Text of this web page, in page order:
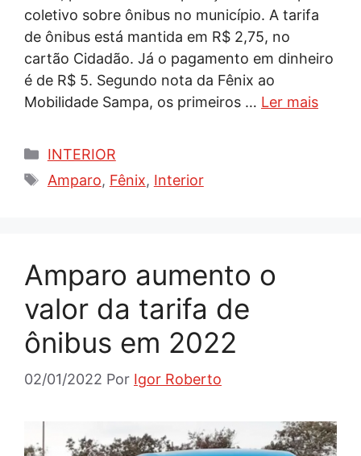
coletivo sobre ônibus no município. A tarifa
de ônibus está mantida em R$ 2,75, no
cartão Cidadão. Já o pagamento em dinheiro
é de R$ 5. Segundo nota da Fênix ao
Mobilidade Sampa, os primeiros … Ler mais
Categorias
INTERIOR
Tags
Amparo, Fênix, Interior
Amparo aumento o
valor da tarifa de
ônibus em 2022
02/01/2022 Por Igor Roberto